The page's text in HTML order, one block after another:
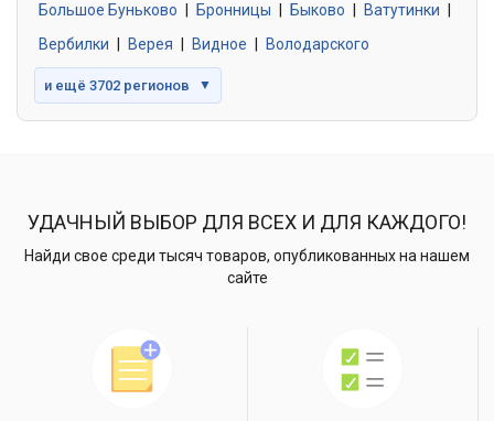
Большое Буньково
Бронницы Быково Ватутинки
Вербилки
Верея Видное Володарского
и ещё 3702 регионов ▼
УДАЧНЫЙ ВЫБОР ДЛЯ ВСЕХ И ДЛЯ КАЖДОГО!
Найди свое среди тысяч товаров, опубликованных на нашем
сайте